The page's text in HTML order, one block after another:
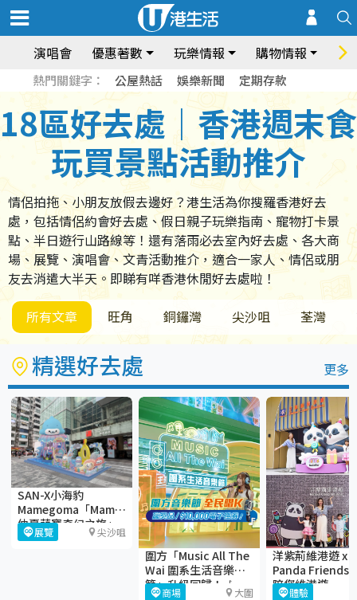
演唱會 優惠著數 玩樂情報 購物情報 飲
熱門關鍵字： 公屋熱話 娛樂新聞 定期存款
18區好去處｜香港週末食
玩買景點活動推介
情侶拍拖、小朋友放假去邊好？港生活為你搜羅香港好去
處，包括情侶約會好去處、假日親子玩樂指南、寵物打卡景
點、半日遊行山路線等！還有落雨必去室內好去處、各大商
場、展覽、演唱會、文青活動推介，適合一家人、情侶或朋
友去消遣大半天。即睇有咩香港休閒好去處啦！
所有文章
旺角 銅鑼灣 尖沙咀 荃灣
精選好去處 更多
SAN-X小海豹
Mamegoma「Mamegoma
仲夏萌寶奇幻之旅」
＠iSQUARE國際廣場
展覽 尖沙咀
圍方「Music All The
Wai 圍系生活音樂
節」升級回歸！🎶
商場 大圍
洋紫荊維港遊 x
Panda Friends
陪您維港遊
體驗